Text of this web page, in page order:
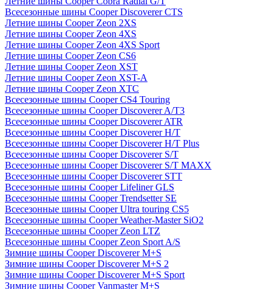
Всесезонные шины Cooper Discoverer CTS
Летние шины Cooper Zeon 2XS
Летние шины Cooper Zeon 4XS
Летние шины Cooper Zeon 4XS Sport
Летние шины Cooper Zeon CS6
Летние шины Cooper Zeon XST
Летние шины Cooper Zeon XST-A
Летние шины Cooper Zeon XTC
Всесезонные шины Cooper CS4 Touring
Всесезонные шины Cooper Discoverer A/T3
Всесезонные шины Cooper Discoverer ATR
Всесезонные шины Cooper Discoverer H/T
Всесезонные шины Cooper Discoverer H/T Plus
Всесезонные шины Cooper Discoverer S/T
Всесезонные шины Cooper Discoverer S/T MAXX
Всесезонные шины Cooper Discoverer STT
Всесезонные шины Cooper Lifeliner GLS
Всесезонные шины Cooper Trendsetter SE
Всесезонные шины Cooper Ultra touring CS5
Всесезонные шины Cooper Weather-Master SiO2
Всесезонные шины Cooper Zeon LTZ
Всесезонные шины Cooper Zeon Sport A/S
Зимние шины Cooper Discoverer M+S
Зимние шины Cooper Discoverer M+S 2
Зимние шины Cooper Discoverer M+S Sport
Зимние шины Cooper Vanmaster M+S